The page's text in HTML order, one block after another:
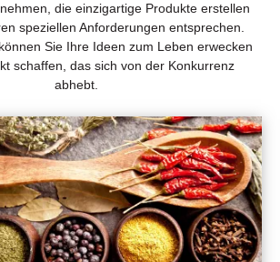
die einzigartige Produkte erstellen
speziellen Anforderungen entsprechen.
Sie Ihre Ideen zum Leben erwecken
schaffen, das sich von der Konkurrenz
abhebt.